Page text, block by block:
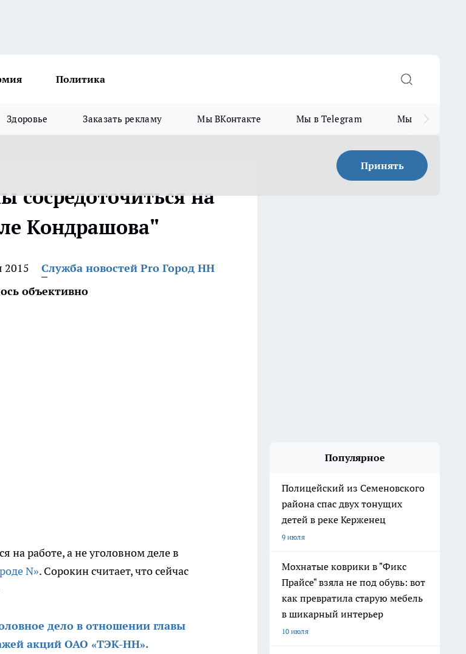
Политика
Здоровье Заказать рекламу Мы ВКонтакте Мы в Telegram Мы в MAX
Принять
на
Кондрашова"
2015
Служба новостей Pro Город НН
объективно
на работе, а не уголовном деле в
N». Сорокин считает, что сейчас
дело в отношении главы
акций ОАО «ТЭК-НН».
Популярное
Полицейский из Семеновского
района спас двух тонущих
детей в реке Керженец
9 июля
Мохнатые коврики в "Фикс
Прайсе" взяла не под обувь: вот
как превратила старую мебель
в шикарный интерьер
10 июля